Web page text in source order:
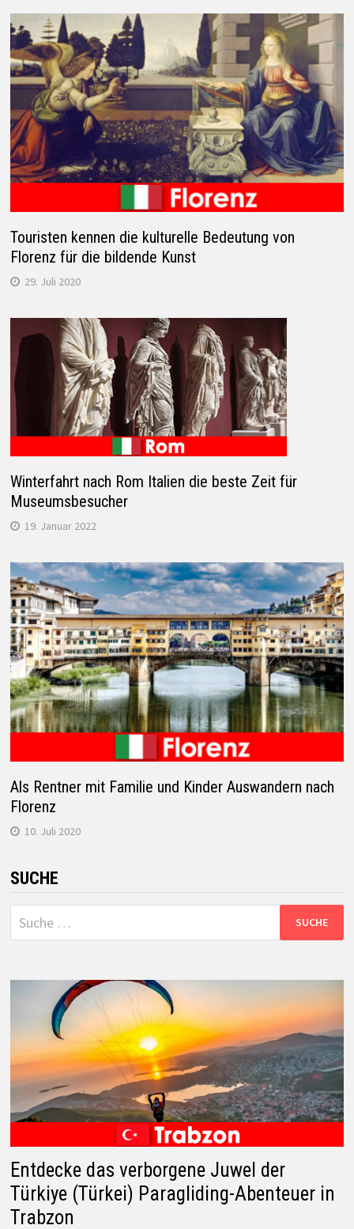
Touristen kennen die kulturelle Bedeutung von
Florenz für die bildende Kunst
29. Juli 2020
Winterfahrt nach Rom Italien die beste Zeit für
Museumsbesucher
19. Januar 2022
Als Rentner mit Familie und Kinder Auswandern nach
Florenz
10. Juli 2020
SUCHE
Suche
nach:
Entdecke das verborgene Juwel der
Türkiye (Türkei) Paragliding-Abenteuer in
Trabzon